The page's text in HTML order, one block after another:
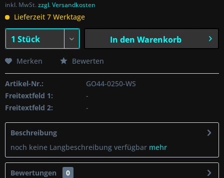
inkl. MwSt.zzgl. Versandkosten
Lieferzeit 7 Werktage
In den Warenkorb
Merken Bewerten
Artikel-Nr.:
GO44-0250-WS
Freitextfeld 1:
-
Freitextfeld 2:
-
Beschreibung
noch keine Langbeschreibung verfügbar mehr
Bewertungen
0